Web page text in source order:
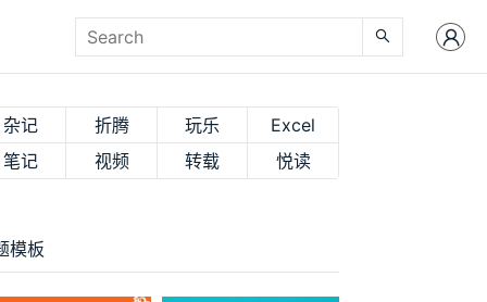
杂记 折腾 玩乐
Excel
笔记
视频 转载 悦读
模板